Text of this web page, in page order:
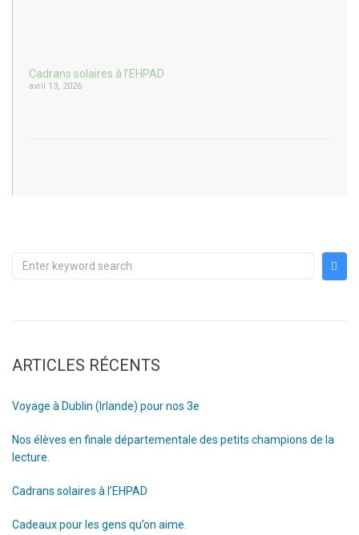
Cadrans solaires à l’EHPAD
avril 13, 2026
ARTICLES RÉCENTS
Voyage à Dublin (Irlande) pour nos 3e
Nos élèves en finale départementale des petits champions de la
lecture.
Cadrans solaires à l’EHPAD
Cadeaux pour les gens qu’on aime.